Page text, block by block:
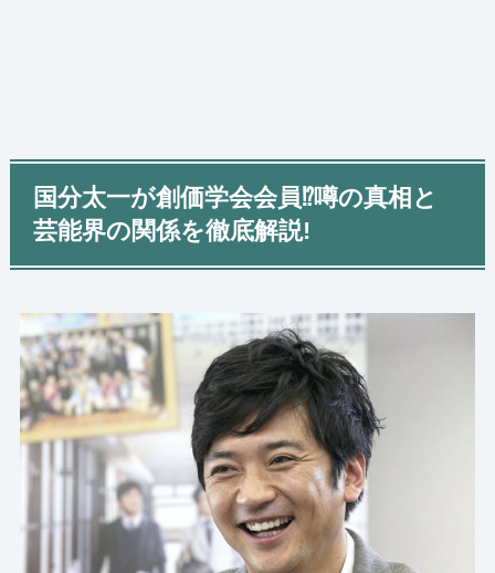
国分太一が創価学会会員⁉︎噂の真相と
芸能界の関係を徹底解説!